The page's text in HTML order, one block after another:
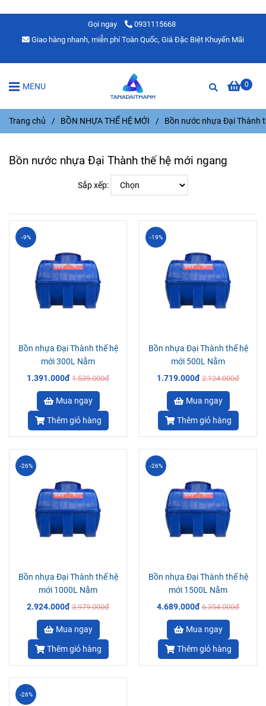
Gọi ngay
0931115668
Giao hàng nhanh, miễn phí Toàn Quốc, Giá Đặc Biệt Khuyến Mãi
0
MENU
Trang chủ / BỒN NHỰA THẾ HỆ MỚI / Bồn nước nhựa Đại Thành
Bồn nước nhựa Đại Thành thế hệ mới ngang
Sắp xếp:
Bồn nhựa Đại Thành thế hệ
mới 300L Nằm
1.391.000đ 1.539.000đ
-9%
Mua ngay
Thêm giỏ hàng
Bồn nhựa Đại Thành thế hệ
mới 500L Nằm
1.719.000đ 2.124.000đ
-19%
Mua ngay
Thêm giỏ hàng
Bồn nhựa Đại Thành thế hệ
mới 1000L Nằm
2.924.000đ 3.979.000đ
-26%
Mua ngay
Thêm giỏ hàng
Bồn nhựa Đại Thành thế hệ
mới 1500L Nằm
4.689.000đ 6.354.000đ
-26%
Mua ngay
Thêm giỏ hàng
-26%